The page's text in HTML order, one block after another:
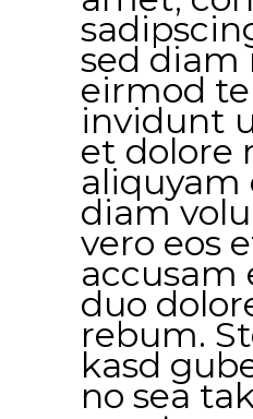
sed diam
eirmod
invidunt
et dolore
aliquyam
diam
vero eos
accusam
duo
rebum.
kasd
no sea